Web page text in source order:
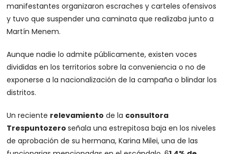
manifestantes organizaron escraches y carteles ofensivos
y tuvo que suspender una caminata que realizaba junto a
Martín Menem.
Aunque nadie lo admite públicamente, existen voces
divididas en los territorios sobre la conveniencia o no de
exponerse a la nacionalización de la campaña o blindar los
distritos.
Un reciente relevamiento de la consultora
Trespuntozeroseñala una estrepitosa baja en los niveles
de aprobación de su hermana, Karina Milei, una de las